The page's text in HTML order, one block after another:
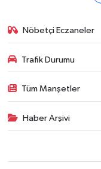
Nöbetçi Eczaneler
Trafik Durumu
Tüm Manşetler
Haber Arşivi